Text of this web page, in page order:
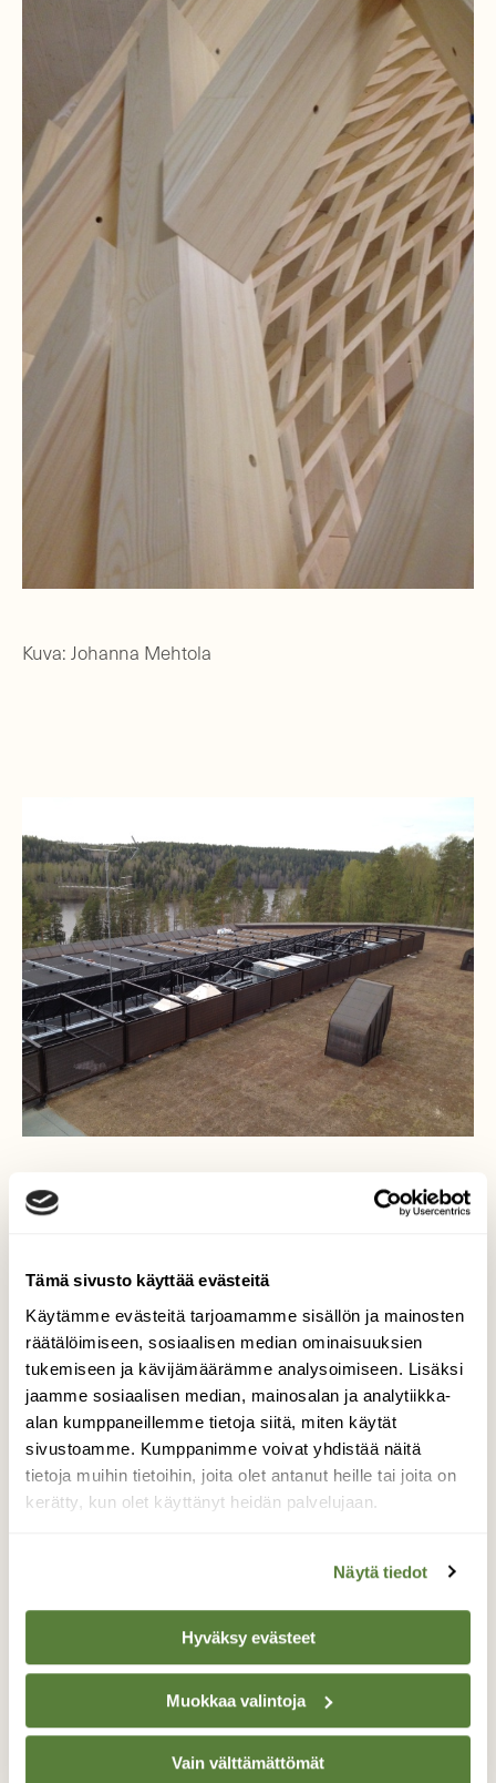
Tämä sivusto käyttää evästeitä
Käytämme evästeitä tarjoamamme sisällön ja mainosten
räätälöimiseen, sosiaalisen median ominaisuuksien
tukemiseen ja kävijämäärämme analysoimiseen. Lisäksi
jaamme sosiaalisen median, mainosalan ja analytiikka-
alan kumppaneillemme tietoja siitä, miten käytät
sivustoamme. Kumppanimme voivat yhdistää näitä
tietoja muihin tietoihin, joita olet antanut heille tai joita on
kerätty, kun olet käyttänyt heidän palvelujaan.
Näytä tiedot
Hyväksy evästeet
Muokkaa valintoja
Vain välttämättömät
Kuva: Johanna Mehtola
Kuva: Johanna Mehtola
Teksti
Suomen Luonnon toimittaja kirjoittaa retkijuttuja
upeasta Suomen luonnosta, mielenkiintoisista
henkilöistä, ympäristöystävällisestä arjesta – ja
antaa lisäksi virikkeitä moneen menoon.